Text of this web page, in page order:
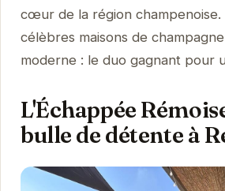
cœur de la région champenoise.
célèbres maisons de
moderne : le duo gagnant pour
L'Échappée
bulle de détente à